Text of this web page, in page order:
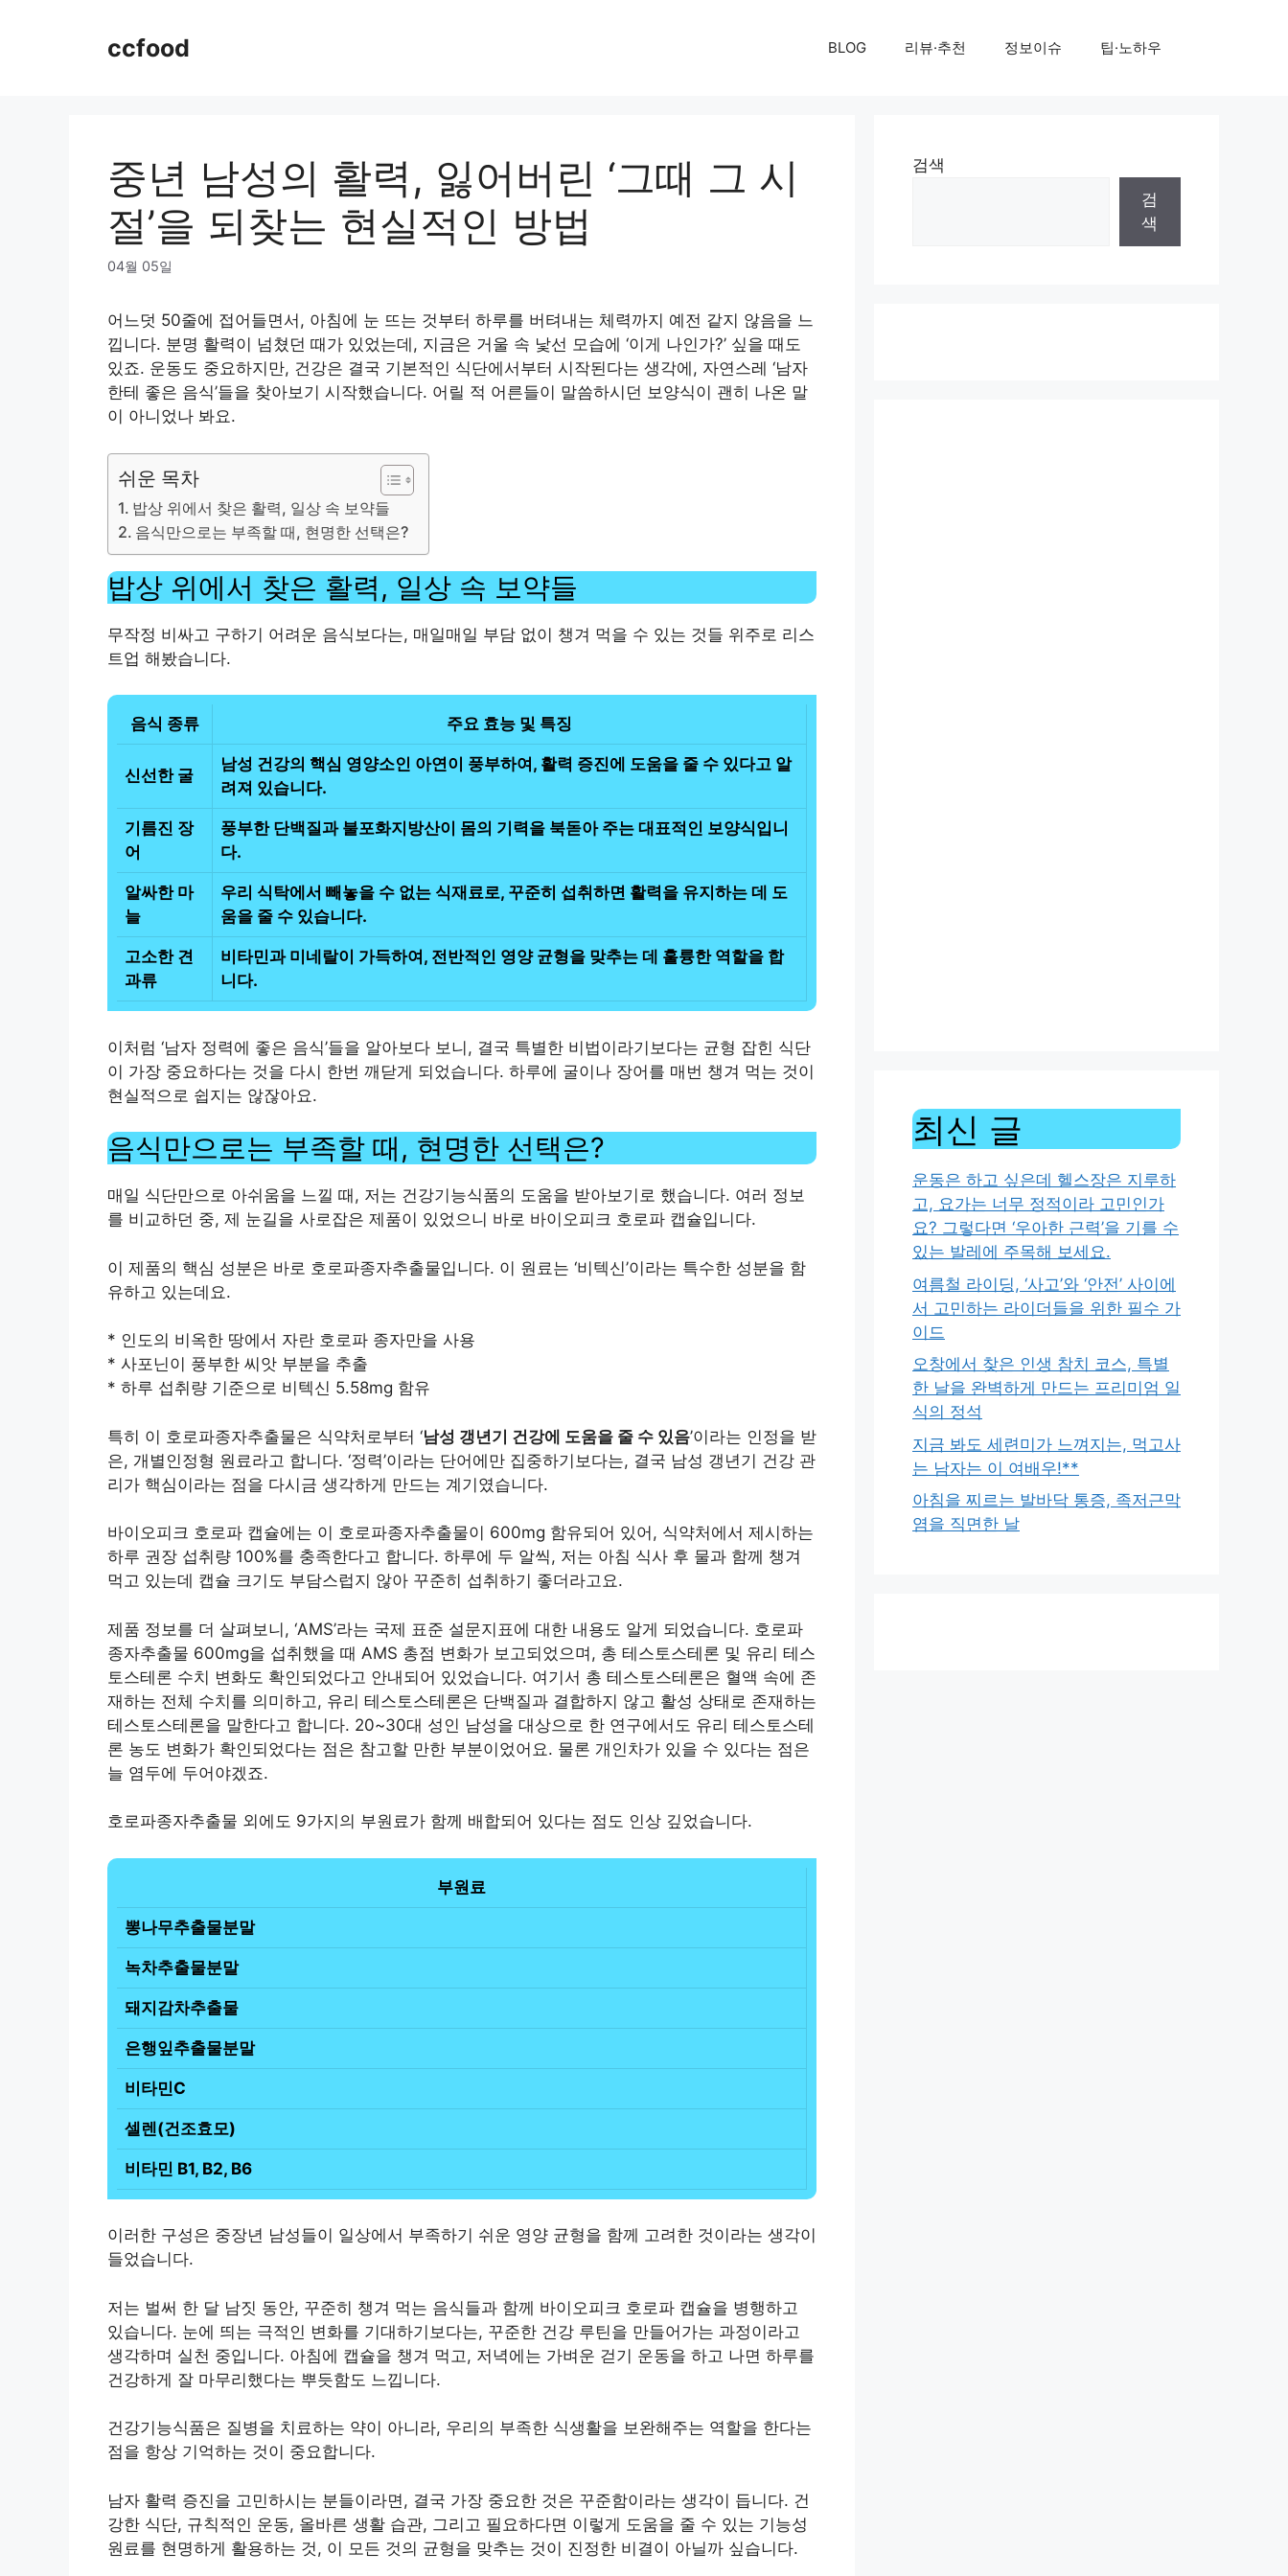
ccfood BLOG 리뷰·추천 정보이슈 팁·노하우
중년 남성의 활력, 잃어버린 ‘그때 그 시
절’을 되찾는 현실적인 방법
04월 05일
어느덧 50줄에 접어들면서, 아침에 눈 뜨는 것부터 하루를 버텨내는 체력까지 예전 같지 않음을 느
낍니다. 분명 활력이 넘쳤던 때가 있었는데, 지금은 거울 속 낯선 모습에 ‘이게 나인가?’ 싶을 때도
있죠. 운동도 중요하지만, 건강은 결국 기본적인 식단에서부터 시작된다는 생각에, 자연스레 ‘남자
한테 좋은 음식’들을 찾아보기 시작했습니다. 어릴 적 어른들이 말씀하시던 보양식이 괜히 나온 말
이 아니었나 봐요.
쉬운 목차
밥상 위에서 찾은 활력, 일상 속 보약들
음식만으로는 부족할 때, 현명한 선택은?
밥상 위에서 찾은 활력, 일상 속 보약들
무작정 비싸고 구하기 어려운 음식보다는, 매일매일 부담 없이 챙겨 먹을 수 있는 것들 위주로 리스
트업 해봤습니다.
음식 종류 주요 효능 및 특징
신선한 굴
남성 건강의 핵심 영양소인 아연이 풍부하여, 활력 증진에 도움을 줄 수 있다고 알
려져 있습니다.
기름진 장
어
풍부한 단백질과 불포화지방산이 몸의 기력을 북돋아 주는 대표적인 보양식입니
다.
알싸한 마
늘
우리 식탁에서 빼놓을 수 없는 식재료로, 꾸준히 섭취하면 활력을 유지하는 데 도
움을 줄 수 있습니다.
고소한 견
과류
비타민과 미네랄이 가득하여, 전반적인 영양 균형을 맞추는 데 훌륭한 역할을 합
니다.
이처럼 ‘남자 정력에 좋은 음식’들을 알아보다 보니, 결국 특별한 비법이라기보다는 균형 잡힌 식단
이 가장 중요하다는 것을 다시 한번 깨닫게 되었습니다. 하루에 굴이나 장어를 매번 챙겨 먹는 것이
현실적으로 쉽지는 않잖아요.
음식만으로는 부족할 때, 현명한 선택은?
매일 식단만으로 아쉬움을 느낄 때, 저는 건강기능식품의 도움을 받아보기로 했습니다. 여러 정보
를 비교하던 중, 제 눈길을 사로잡은 제품이 있었으니 바로 바이오피크 호로파 캡슐입니다.
이 제품의 핵심 성분은 바로 호로파종자추출물입니다. 이 원료는 ‘비텍신’이라는 특수한 성분을 함
유하고 있는데요.
* 인도의 비옥한 땅에서 자란 호로파 종자만을 사용
* 사포닌이 풍부한 씨앗 부분을 추출
* 하루 섭취량 기준으로 비텍신 5.58mg 함유
특히 이 호로파종자추출물은 식약처로부터 ‘남성 갱년기 건강에 도움을 줄 수 있음’이라는 인정을 받
은, 개별인정형 원료라고 합니다. ‘정력’이라는 단어에만 집중하기보다는, 결국 남성 갱년기 건강 관
리가 핵심이라는 점을 다시금 생각하게 만드는 계기였습니다.
바이오피크 호로파 캡슐에는 이 호로파종자추출물이 600mg 함유되어 있어, 식약처에서 제시하는
하루 권장 섭취량 100%를 충족한다고 합니다. 하루에 두 알씩, 저는 아침 식사 후 물과 함께 챙겨
먹고 있는데 캡슐 크기도 부담스럽지 않아 꾸준히 섭취하기 좋더라고요.
제품 정보를 더 살펴보니, ‘AMS’라는 국제 표준 설문지표에 대한 내용도 알게 되었습니다. 호로파
종자추출물 600mg을 섭취했을 때 AMS 총점 변화가 보고되었으며, 총 테스토스테론 및 유리 테스
토스테론 수치 변화도 확인되었다고 안내되어 있었습니다. 여기서 총 테스토스테론은 혈액 속에 존
재하는 전체 수치를 의미하고, 유리 테스토스테론은 단백질과 결합하지 않고 활성 상태로 존재하는
테스토스테론을 말한다고 합니다. 20~30대 성인 남성을 대상으로 한 연구에서도 유리 테스토스테
론 농도 변화가 확인되었다는 점은 참고할 만한 부분이었어요. 물론 개인차가 있을 수 있다는 점은
늘 염두에 두어야겠죠.
호로파종자추출물 외에도 9가지의 부원료가 함께 배합되어 있다는 점도 인상 깊었습니다.
부원료
뽕나무추출물분말
녹차추출물분말
돼지감차추출물
은행잎추출물분말
비타민C
셀렌(건조효모)
비타민 B1, B2, B6
이러한 구성은 중장년 남성들이 일상에서 부족하기 쉬운 영양 균형을 함께 고려한 것이라는 생각이
들었습니다.
저는 벌써 한 달 남짓 동안, 꾸준히 챙겨 먹는 음식들과 함께 바이오피크 호로파 캡슐을 병행하고
있습니다. 눈에 띄는 극적인 변화를 기대하기보다는, 꾸준한 건강 루틴을 만들어가는 과정이라고
생각하며 실천 중입니다. 아침에 캡슐을 챙겨 먹고, 저녁에는 가벼운 걷기 운동을 하고 나면 하루를
건강하게 잘 마무리했다는 뿌듯함도 느낍니다.
건강기능식품은 질병을 치료하는 약이 아니라, 우리의 부족한 식생활을 보완해주는 역할을 한다는
점을 항상 기억하는 것이 중요합니다.
남자 활력 증진을 고민하시는 분들이라면, 결국 가장 중요한 것은 꾸준함이라는 생각이 듭니다. 건
강한 식단, 규칙적인 운동, 올바른 생활 습관, 그리고 필요하다면 이렇게 도움을 줄 수 있는 기능성
원료를 현명하게 활용하는 것, 이 모든 것의 균형을 맞추는 것이 진정한 비결이 아닐까 싶습니다.
검색
검
색
최신 글
운동은 하고 싶은데 헬스장은 지루하
고, 요가는 너무 정적이라 고민인가
요? 그렇다면 ‘우아한 근력’을 기를 수
있는 발레에 주목해 보세요.
여름철 라이딩, ‘사고’와 ‘안전’ 사이에
서 고민하는 라이더들을 위한 필수 가
이드
오창에서 찾은 인생 참치 코스, 특별
한 날을 완벽하게 만드는 프리미엄 일
식의 정석
지금 봐도 세련미가 느껴지는, 먹고사
는 남자는 이 여배우!**
아침을 찌르는 발바닥 통증, 족저근막
염을 직면한 날